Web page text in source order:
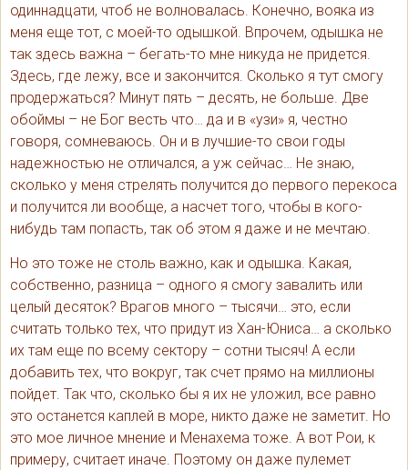
одиннадцати, чтоб не волновалась. Конечно, вояка из
меня еще тот, с моей-то одышкой. Впрочем, одышка не
так здесь важна – бегать-то мне никуда не придется.
Здесь, где лежу, все и закончится. Сколько я тут смогу
продержаться? Минут пять – десять, не больше. Две
обоймы – не Бог весть что… да и в «узи» я, честно
говоря, сомневаюсь. Он и в лучшие-то свои годы
надежностью не отличался, а уж сейчас… Не знаю,
сколько у меня стрелять получится до первого перекоса
и получится ли вообще, а насчет того, чтобы в кого-
нибудь там попасть, так об этом я даже и не мечтаю.
Но это тоже не столь важно, как и одышка. Какая,
собственно, разница – одного я смогу завалить или
целый десяток? Врагов много – тысячи… это, если
считать только тех, что придут из Хан-Юниса… а сколько
их там еще по всему сектору – сотни тысяч! А если
добавить тех, что вокруг, так счет прямо на миллионы
пойдет. Так что, сколько бы я их не уложил, все равно
это останется каплей в море, никто даже не заметит. Но
это мое личное мнение и Менахема тоже. А вот Рои, к
примеру, считает иначе. Поэтому он даже пулемет